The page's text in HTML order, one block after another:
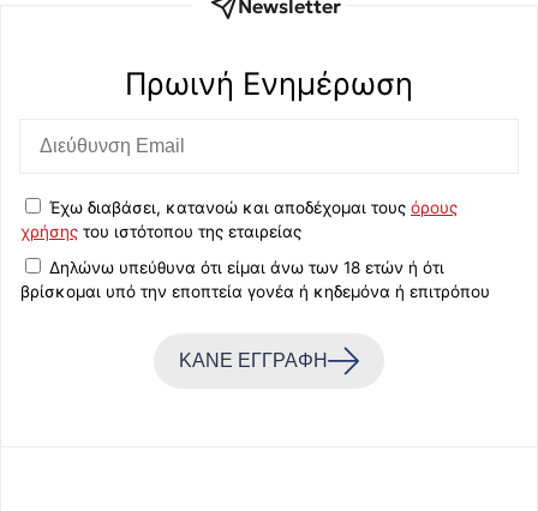
Newsletter
Πρωινή Eνημέρωση
Έχω διαβάσει, κατανοώ και αποδέχομαι τους όρους
χρήσης του ιστότοπου της εταιρείας
Δηλώνω υπεύθυνα ότι είμαι άνω των 18 ετών ή ότι
βρίσκομαι υπό την εποπτεία γονέα ή κηδεμόνα ή επιτρόπου
ΚΑΝΕ ΕΓΓΡΑΦΗ